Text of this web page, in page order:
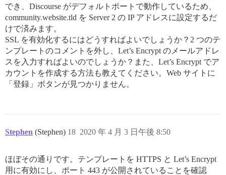
でき、Discourse がデフォルトポートで動作しているため、
community.website.tld を Server 2 の IP アドレスに設定するだ
けで済みます。
SSL を有効化するにはどうすればよいでしょうか？2 つのテ
ンプレートのコメントを外し、Let’s Encrypt のメールアドレ
スを入力すればよいのでしょうか？また、Let’s Encrypt でア
カウントを作成する方法も教えてください。Web サイトに
「登録」ボタンが見つかりません。
Stephen (Stephen) 2020 年 4 月 3 日午後 8:50
18
ほぼその通りです。テンプレートを HTTPS と Let’s Encrypt
用に有効にし、ポート 443 が公開されていることを確認